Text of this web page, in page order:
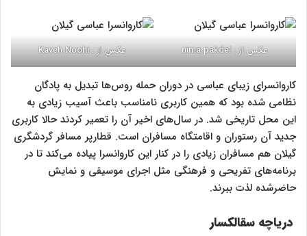
عکس از : nima pakdel عکس از : Kaveh Noohi
کاروانسرای زیبای عباسی در دوران حمله روس‌ها تبدیل به پادگان
نظامی شده بود که همین کاربری نامناسب باعث آسیب زیادی به
این محل تاریخی شد. در سال‌های اخیر آن را تعمیر کردند حالا کاربری
جدید آن رستوران و اقامتگاه مسافران است. قطارپر مسافر گردشگری
گیلان هم مسافران زیادی را در کنار این کاروانسرا پیاده می‌کند تا در
برنامه‌های تفریحی و فرهنگی مثل اجرای موسیقی و نمایش
حاضرشده لذت ببرند.‌
دریاچه سقالکسار